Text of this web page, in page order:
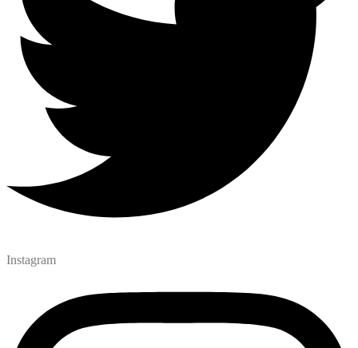
Instagram